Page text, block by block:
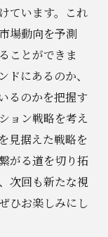
ています。これ
場動向を予測
ことができま
にあるのか、
るのかを把握す
ョン戦略を考え
見据えた戦略を
がる道を切り拓
次回も新たな視
ひお楽しみにし